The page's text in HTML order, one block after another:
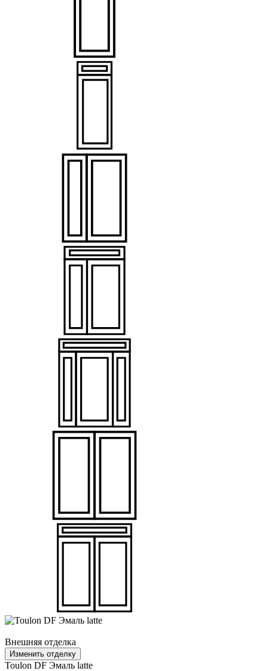
Внешняя отделка
Изменить отделку
Toulon DF Эмаль latte